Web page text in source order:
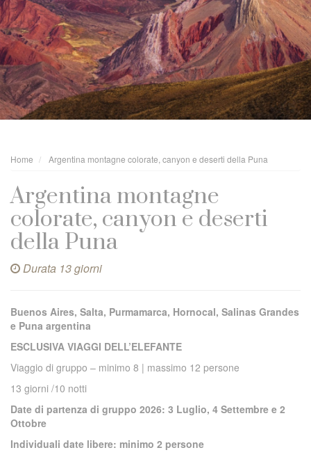
Home Argentina montagne colorate, canyon e deserti della Puna
Argentina montagne
colorate, canyon e deserti
della Puna
Durata 13 giorni
Buenos Aires, Salta, Purmamarca, Hornocal, Salinas Grandes
e Puna argentina
ESCLUSIVA VIAGGI DELL’ELEFANTE
Viaggio di gruppo – minimo 8 | massimo 12 persone
13 giorni /10 notti
Date di partenza di gruppo 2026: 3 Luglio, 4 Settembre e 2
Ottobre
Individuali date libere: minimo 2 persone